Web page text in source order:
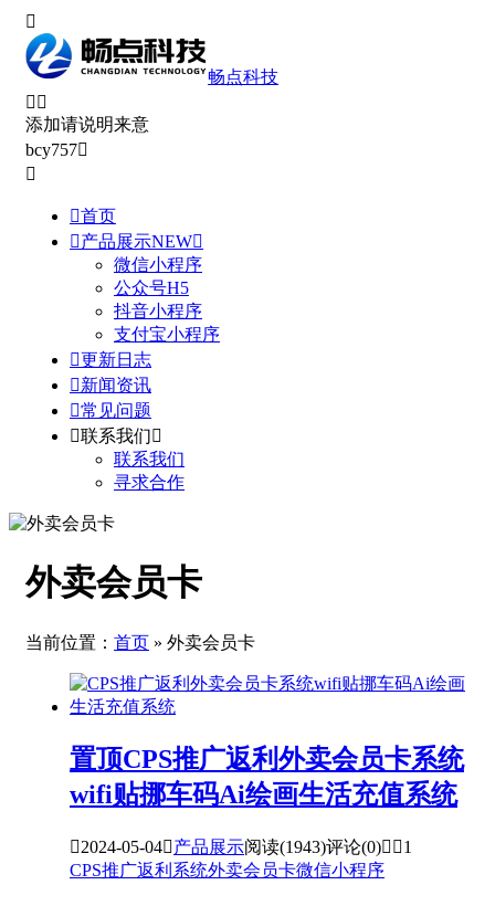

畅点科技
 
添加请说明来意
bcy757

首页
产品展示NEW
微信小程序
公众号H5
抖音小程序
支付宝小程序
更新日志
新闻资讯
常见问题
联系我们
联系我们
寻求合作
外卖会员卡
当前位置： 首页 » 外卖会员卡
置顶CPS推广返利外卖会员卡系统
wifi贴挪车码Ai绘画生活充值系统
2024-05-04产品展示阅读(1943)评论(0) 1
CPS推广返利系统外卖会员卡微信小程序